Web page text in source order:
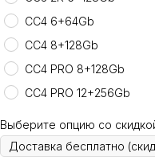
CC4 6+64Gb
CC4 8+128Gb
CC4 PRO 8+128Gb
CC4 PRO 12+256Gb
Выберите опцию со